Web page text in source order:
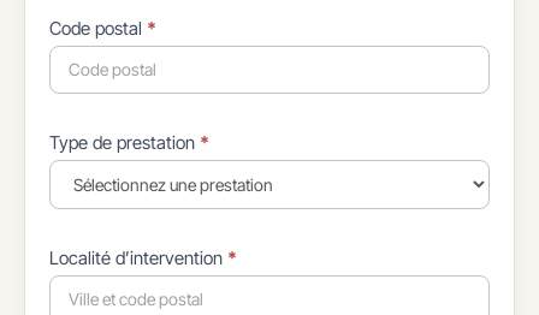
Code postal *
Type de prestation *
Localité d’intervention *